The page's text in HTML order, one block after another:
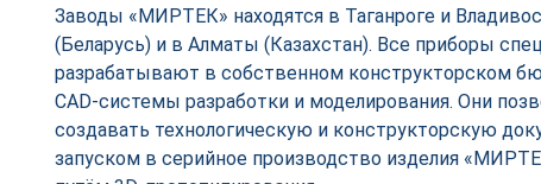
Заводы «МИРТЕК» находятся в Таганроге и
(Беларусь) и в Алматы (Казахстан). Все приборы
разрабатывают в собственном конструкторском
CAD-системы разработки и моделирования. Они
создавать технологическую и конструкторскую
запуском в серийное производство изделия